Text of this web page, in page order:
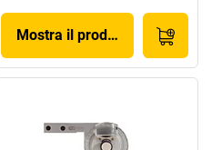
Mostra il prodotto